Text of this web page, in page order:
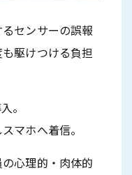
センサーの誤報
駆けつける負担
。
マホへ着信。
心理的・肉体的